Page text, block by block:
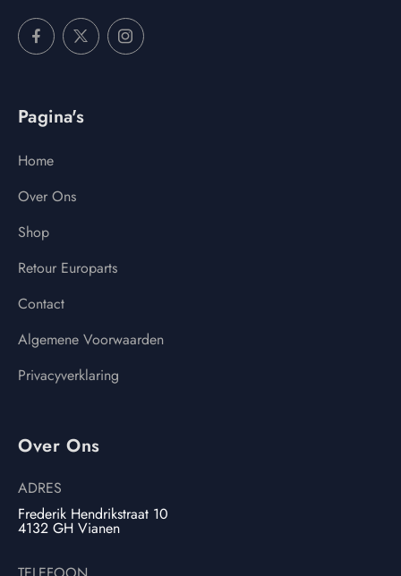
Pagina's
Home
Over Ons
Shop
Retour Europarts
Contact
Algemene Voorwaarden
Privacyverklaring
Over Ons
ADRES
Frederik Hendrikstraat 10
4132 GH Vianen